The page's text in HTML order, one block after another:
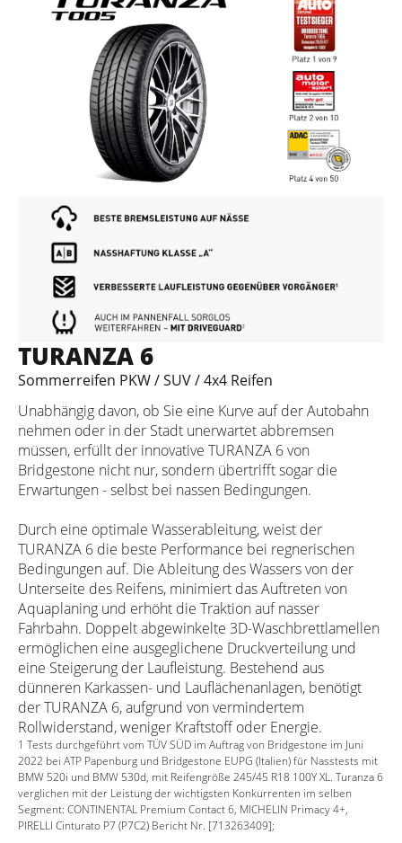
TURANZA 6
Sommerreifen PKW / SUV / 4x4 Reifen
Unabhängig davon, ob Sie eine Kurve auf der Autobahn
nehmen oder in der Stadt unerwartet abbremsen
müssen, erfüllt der innovative TURANZA 6 von
Bridgestone nicht nur, sondern übertrifft sogar die
Erwartungen - selbst bei nassen Bedingungen.
Durch eine optimale Wasserableitung, weist der
TURANZA 6 die beste Performance bei regnerischen
Bedingungen auf. Die Ableitung des Wassers von der
Unterseite des Reifens, minimiert das Auftreten von
Aquaplaning und erhöht die Traktion auf nasser
Fahrbahn. Doppelt abgewinkelte 3D-Waschbrettlamellen
ermöglichen eine ausgeglichene Druckverteilung und
eine Steigerung der Laufleistung. Bestehend aus
dünneren Karkassen- und Lauflächenanlagen, benötigt
der TURANZA 6, aufgrund von vermindertem
Rollwiderstand, weniger Kraftstoff oder Energie.
1 Tests durchgeführt vom TÜV SÜD im Auftrag von Bridgestone im Juni
2022 bei ATP Papenburg und Bridgestone EUPG (Italien) für Nasstests mit
BMW 520i und BMW 530d, mit Reifengröße 245/45 R18 100Y XL. Turanza 6
verglichen mit der Leistung der wichtigsten Konkurrenten im selben
Segment: CONTINENTAL Premium Contact 6, MICHELIN Primacy 4+,
PIRELLI Cinturato P7 (P7C2) Bericht Nr. [713263409];